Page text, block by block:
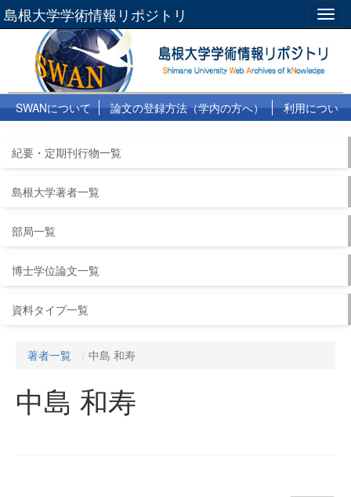
島根大学学術情報リポジトリ
SWANについて 論文の登録方法（学内の方へ）
利用につい
紀要・定期刊行物一覧
島根大学著者一覧
部局一覧
博士学位論文一覧
資料タイプ一覧
著者一覧 中島 和寿
中島 和寿